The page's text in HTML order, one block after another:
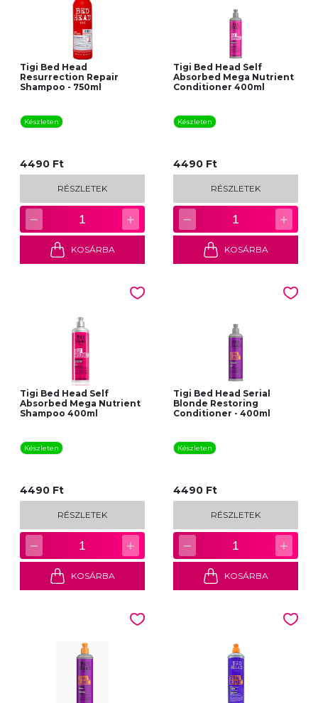
Tigi Bed Head
Resurrection Repair
Shampoo - 750ml
Készleten
4490 Ft
RÉSZLETEK
− 1 +
KOSÁRBA
Tigi Bed Head Self
Absorbed Mega Nutrient
Conditioner 400ml
Készleten
4490 Ft
RÉSZLETEK
− 1 +
KOSÁRBA
Tigi Bed Head Self
Absorbed Mega Nutrient
Shampoo 400ml
Készleten
4490 Ft
RÉSZLETEK
− 1 +
KOSÁRBA
Tigi Bed Head Serial
Blonde Restoring
Conditioner - 400ml
Készleten
4490 Ft
RÉSZLETEK
− 1 +
KOSÁRBA